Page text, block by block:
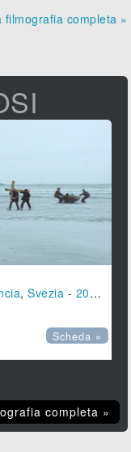
filmografia completa »
,Svezia - 2022
Scheda »
completa »